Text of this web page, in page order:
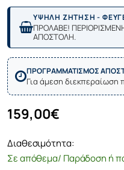
ΥΨΗΛΗ ΖΗΤΗΣΗ -
ΠΡΟΛΑΒΕ!
ΑΠΟΣΤΟΛΗ.
ΠΡΟΓΡΑΜΜΑΤΙΣΜΟΣ
Για άμεση διεκπεραίωση
Διαθεσιμότητα:
Σε απόθεμα/ Παράδοση ή
159,00€